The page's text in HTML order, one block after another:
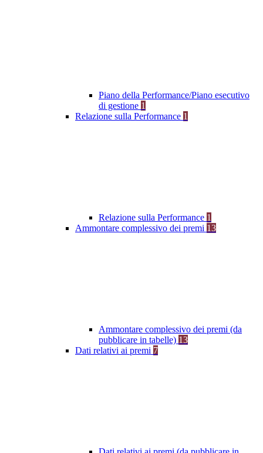
Piano della Performance/Piano esecutivo
di gestione 1
Relazione sulla Performance 1
Relazione sulla Performance 1
Ammontare complessivo dei premi 13
Ammontare complessivo dei premi (da
pubblicare in tabelle) 13
Dati relativi ai premi 7